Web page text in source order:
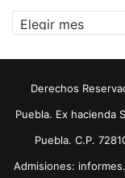
Archivos
Derechos
Puebla. Ex hacienda
Puebla. C.P.
Admisiones: